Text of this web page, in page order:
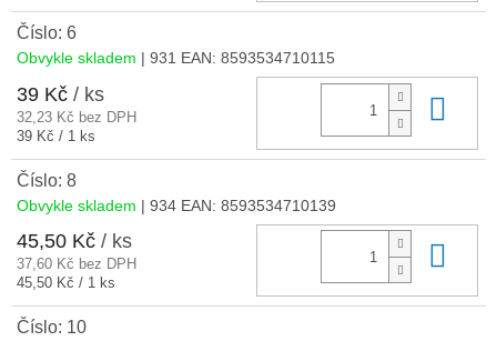
Číslo: 6
Obvykle skladem | 931 EAN: 8593534710115
39 Kč / ks
32,23 Kč bez DPH
Měrná
39 Kč / 1 ks
Číslo: 8
Obvykle skladem | 934 EAN: 8593534710139
45,50 Kč / ks
37,60 Kč bez DPH
Měrná
45,50 Kč / 1 ks
Číslo: 10